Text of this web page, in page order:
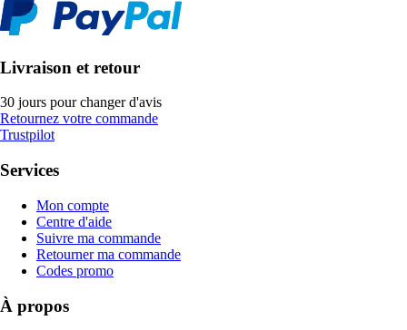
Livraison et retour
30 jours pour changer d'avis
Retournez votre commande
Trustpilot
Services
Mon compte
Centre d'aide
Suivre ma commande
Retourner ma commande
Codes promo
À propos